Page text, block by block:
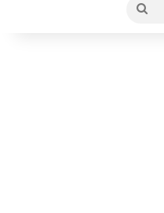
بحث